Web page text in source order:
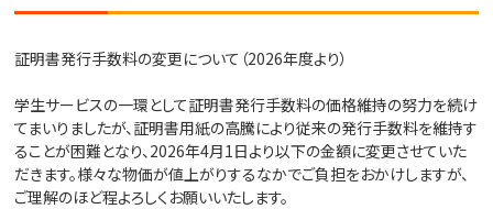
証明書発行手数料の変更について（2026年度より）
学生サービスの一環として証明書発行手数料の価格維持の努力を続け
てまいりましたが、証明書用紙の高騰により従来の発行手数料を維持す
ることが困難となり、2026年4月1日より以下の金額に変更させていた
だきます。様々な物価が値上がりするなかでご負担をおかけしますが、
ご理解のほど程よろしくお願いいたします。